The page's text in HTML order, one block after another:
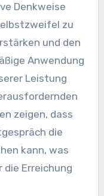
Denkweise
zu
und den
Anwendung
Leistung
zeigen, dass
die
kann, was
Erreichung